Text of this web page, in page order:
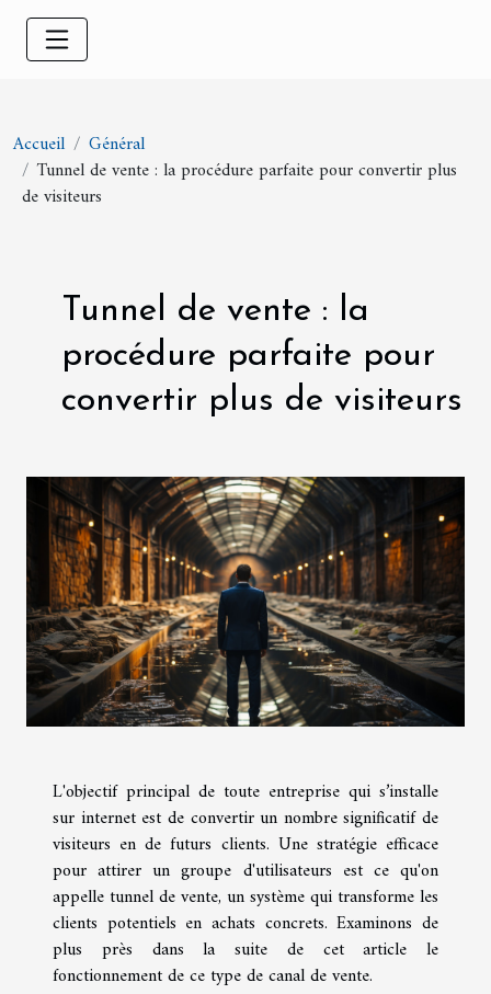
Accueil
Général
Tunnel de vente : la procédure parfaite pour convertir plus
de visiteurs
Tunnel de vente : la
procédure parfaite pour
convertir plus de visiteurs
L'objectif principal de toute entreprise qui s’installe
sur internet est de convertir un nombre significatif de
visiteurs en de futurs clients. Une stratégie efficace
pour attirer un groupe d'utilisateurs est ce qu'on
appelle tunnel de vente, un système qui transforme les
clients potentiels en achats concrets. Examinons de
plus près dans la suite de cet article le
fonctionnement de ce type de canal de vente.